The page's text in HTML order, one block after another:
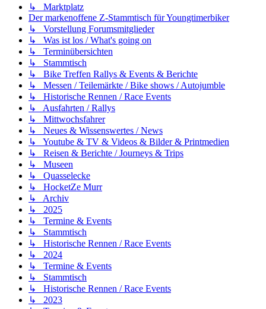
↳ Marktplatz
Der markenoffene Z-Stammtisch für Youngtimerbiker
↳ Vorstellung Forumsmitglieder
↳ Was ist los / What's going on
↳ Terminübersichten
↳ Stammtisch
↳ Bike Treffen Rallys & Events & Berichte
↳ Messen / Teilemärkte / Bike shows / Autojumble
↳ Historische Rennen / Race Events
↳ Ausfahrten / Rallys
↳ Mittwochsfahrer
↳ Neues & Wissenswertes / News
↳ Youtube & TV & Videos & Bilder & Printmedien
↳ Reisen & Berichte / Journeys & Trips
↳ Museen
↳ Quasselecke
↳ HocketZe Murr
↳ Archiv
↳ 2025
↳ Termine & Events
↳ Stammtisch
↳ Historische Rennen / Race Events
↳ 2024
↳ Termine & Events
↳ Stammtisch
↳ Historische Rennen / Race Events
↳ 2023